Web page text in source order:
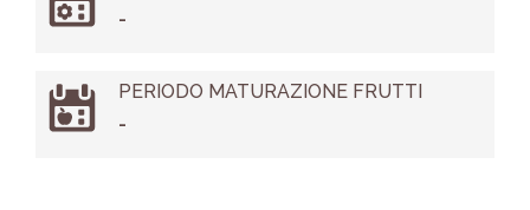
-
PERIODO MATURAZIONE FRUTTI
-